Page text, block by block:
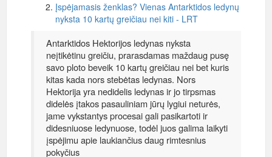
Įspėjamasis ženklas? Vienas Antarktidos ledynų
nyksta 10 kartų greičiau nei kiti - LRT
Antarktidos Hektorijos ledynas nyksta
neįtikėtinu greičiu, prarasdamas maždaug pusę
savo ploto beveik 10 kartų greičiau nei bet kuris
kitas kada nors stebėtas ledynas. Nors
Hektorija yra nedidelis ledynas ir jo tirpsmas
didelės įtakos pasauliniam jūrų lygiui neturės,
jame vykstantys procesai gali pasikartoti ir
didesniuose ledynuose, todėl juos galima laikyti
įspėjimu apie laukiančius daug rimtesnius
pokyčius